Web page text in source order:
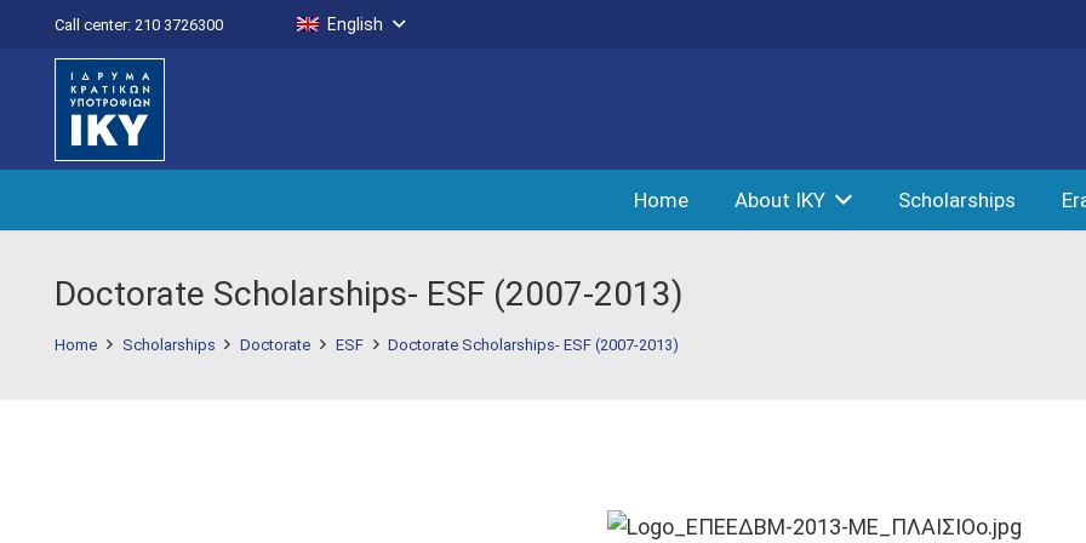
Call center: 210 3726300 English
Home About IKY Scholarships
Doctorate Scholarships- ESF (2007-2013)
Home Scholarships Doctorate ESF Doctorate Scholarships- ESF (2007-2013)